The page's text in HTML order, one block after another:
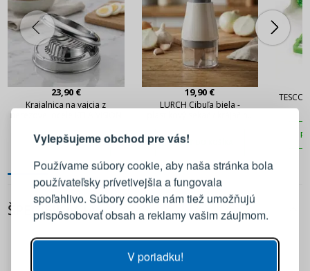
Vylepšujeme obchod pre vás!
Používame súbory cookie, aby naša stránka bola
používateľsky prívetivejšia a fungovala
spoľahlivo. Súbory cookie nám tiež umožňujú
prispôsobovať obsah a reklamy vašim záujmom.
V poriadku!
23,90 €
Krajalnica na vajcia z
nerezovej ocele KELA VISION
PRIDAŤ DO KOŠÍKA
19,90 €
LURCH Cibuľa biela -
PRIDAŤ DO KOŠÍKA
ŠPECIFIKÁCIA
PRIHLÁSENIE REGISTRÁCIA
Prihláste sa k svojmu účtu